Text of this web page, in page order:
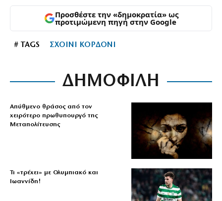
Προσθέστε την «δημοκρατία» ως
προτιμώμενη πηγή στην Google
# TAGS ΣΧΟΙΝΙ ΚΟΡΔΟΝΙ
ΔΗΜΟΦΙΛΗ
Απύθμενο θράσος από τον
χειρότερο πρωθυπουργό της
Μεταπολίτευσης
Τι «τρέχει» με Ολυμπιακό και
Ιωαννίδη!